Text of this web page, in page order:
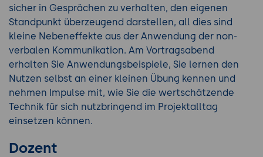
sicher in Gesprächen zu verhalten, den eigenen
Standpunkt überzeugend darstellen, all dies sind
kleine Nebeneffekte aus der Anwendung der non-
verbalen Kommunikation. Am Vortragsabend
erhalten Sie Anwendungsbeispiele, Sie lernen den
Nutzen selbst an einer kleinen Übung kennen und
nehmen Impulse mit, wie Sie die wertschätzende
Technik für sich nutzbringend im Projektalltag
einsetzen können.
Dozent